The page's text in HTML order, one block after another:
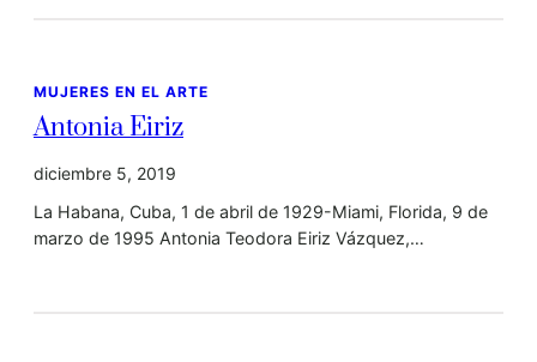
MUJERES EN EL ARTE
Antonia Eiriz
diciembre 5, 2019
La Habana, Cuba, 1 de abril de 1929-Miami, Florida, 9 de
marzo de 1995 Antonia Teodora Eiriz Vázquez,…